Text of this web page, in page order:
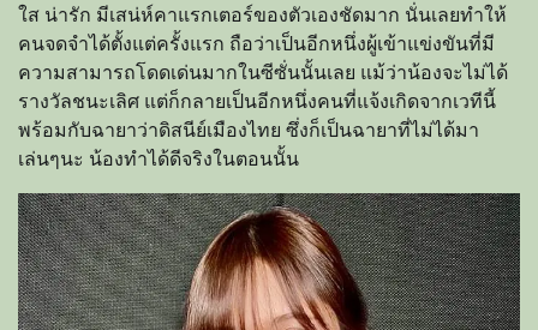
ใส น่ารัก มีเสน่ห์คาแรกเตอร์ของตัวเองชัดมาก นั่นเลยทำให้
คนจดจำได้ตั้งแต่ครั้งแรก ถือว่าเป็นอีกหนึ่งผู้เข้าแข่งขันที่มี
ความสามารถโดดเด่นมากในซีซั่นนั้นเลย แม้ว่าน้องจะไม่ได้
รางวัลชนะเลิศ แต่ก็กลายเป็นอีกหนึ่งคนที่แจ้งเกิดจากเวทีนี้
พร้อมกับฉายาว่าดิสนีย์เมืองไทย ซึ่งก็เป็นฉายาที่ไม่ได้มา
เล่นๆนะ น้องทำได้ดีจริงในตอนนั้น